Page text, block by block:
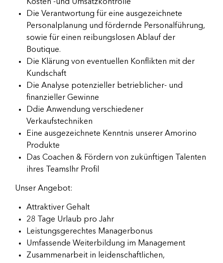
Kosten -und Umsatzkontrolle
Die Verantwortung für eine ausgezeichnete
Personalplanung und fördernde Personalführung,
sowie für einen reibungslosen Ablauf der
Boutique.
Die Klärung von eventuellen Konflikten mit der
Kundschaft
Die Analyse potenzieller betrieblicher- und
finanzieller Gewinne
Ddie Anwendung verschiedener
Verkaufstechniken
Eine ausgezeichnete Kenntnis unserer Amorino
Produkte
Das Coachen & Fördern von zukünftigen Talenten
ihres TeamsIhr Profil
Unser Angebot:
Attraktiver Gehalt
28 Tage Urlaub pro Jahr
Leistungsgerechtes Managerbonus
Umfassende Weiterbildung im Management
Zusammenarbeit in leidenschaftlichen,